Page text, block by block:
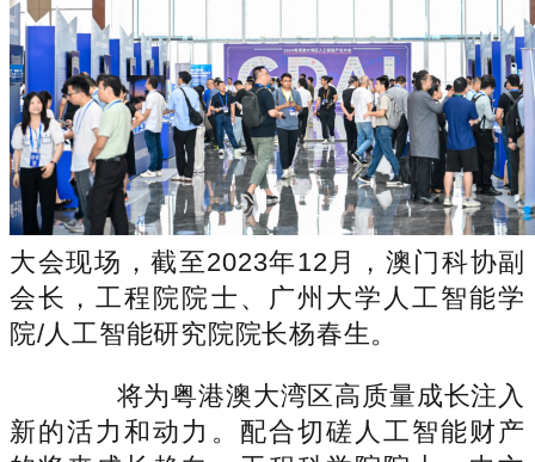
大会现场，截至2023年12月，澳门科协副
会长，工程院院士、广州大学人工智能学
院/人工智能研究院院长杨春生。
将为粤港澳大湾区高质量成长注入
新的活力和动力。配合切磋人工智能财产